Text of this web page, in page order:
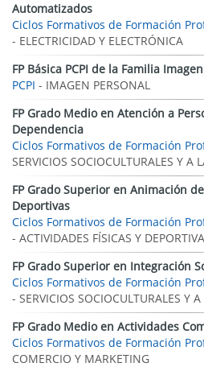
Automatizados
Ciclos Formativos de Formación
- ELECTRICIDAD Y ELECTRÓNICA
FP Básica PCPI de la Familia
PCPI - IMAGEN PERSONAL
FP Grado Medio en Atención a
Dependencia
Ciclos Formativos de Formación
SERVICIOS SOCIOCULTURALES Y A
FP Grado Superior en Animación
Deportivas
Ciclos Formativos de Formación
- ACTIVIDADES FÍSICAS Y
FP Grado Superior en Integración
Ciclos Formativos de Formación
- SERVICIOS SOCIOCULTURALES Y
FP Grado Medio en Actividades
Ciclos Formativos de Formación
COMERCIO Y MARKETING